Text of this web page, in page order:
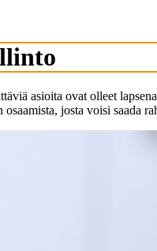
asioita ovat olleet
josta voisi saada